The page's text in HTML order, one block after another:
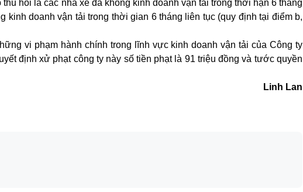
hồi là các nhà xe đã không kinh doanh vận tải trong thời hạn 6 tháng
doanh vận tải trong thời gian 6 tháng liên tục (quy định tại điểm b,
vi phạm hành chính trong lĩnh vực kinh doanh vận tải của Công ty
định xử phạt công ty này số tiền phạt là 91 triệu đồng và tước quyền
Linh Lan